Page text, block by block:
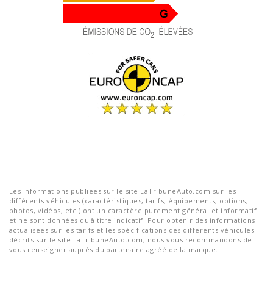
Les informations publiées sur le site LaTribuneAuto.com sur les
différents véhicules (caractéristiques, tarifs, équipements, options,
photos, vidéos, etc.) ont un caractère purement général et informatif
et ne sont données qu'à titre indicatif. Pour obtenir des informations
actualisées sur les tarifs et les spécifications des différents véhicules
décrits sur le site LaTribuneAuto.com, nous vous recommandons de
vous renseigner auprès du partenaire agréé de la marque.